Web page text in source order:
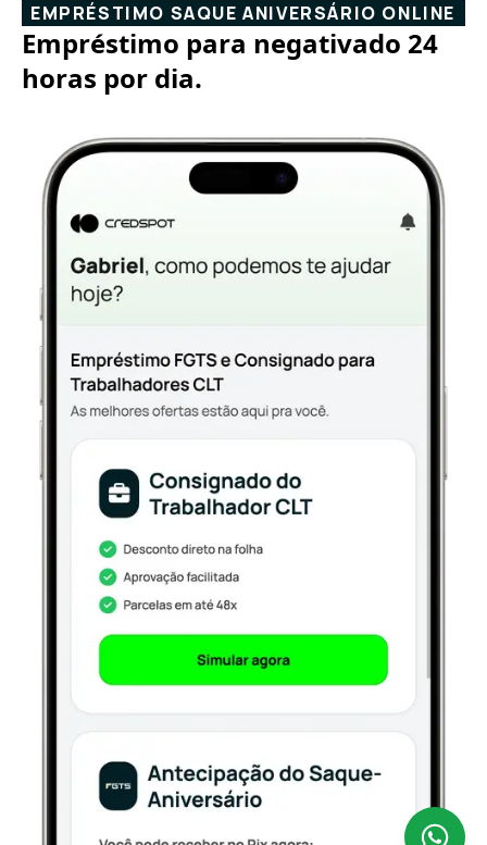
EMPRÉSTIMO SAQUE ANIVERSÁRIO ONLINE
Empréstimo para negativado 24
horas por dia.